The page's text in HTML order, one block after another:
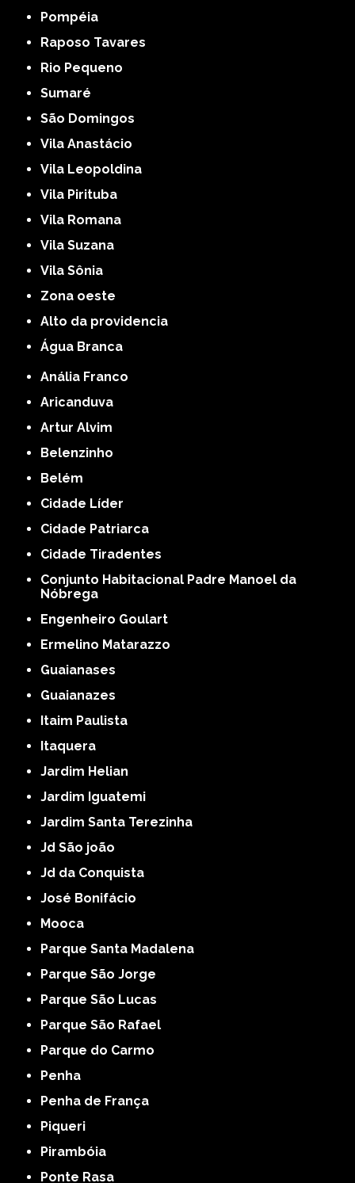
Pompéia
Raposo Tavares
Rio Pequeno
Sumaré
São Domingos
Vila Anastácio
Vila Leopoldina
Vila Pirituba
Vila Romana
Vila Suzana
Vila Sônia
Zona oeste
alto da providencia
Água Branca
Anália Franco
Aricanduva
Artur Alvim
Belenzinho
Belém
Cidade Líder
Cidade Patriarca
Cidade Tiradentes
Conjunto Habitacional Padre Manoel da
Nóbrega
Engenheiro Goulart
Ermelino Matarazzo
Guaianases
Guaianazes
Itaim Paulista
Itaquera
Jardim Helian
Jardim Iguatemi
Jardim Santa Terezinha
Jd São joão
Jd da Conquista
José Bonifácio
Mooca
Parque Santa Madalena
Parque São Jorge
Parque São Lucas
Parque São Rafael
Parque do Carmo
Penha
Penha de França
Piqueri
Pirambóia
Ponte Rasa